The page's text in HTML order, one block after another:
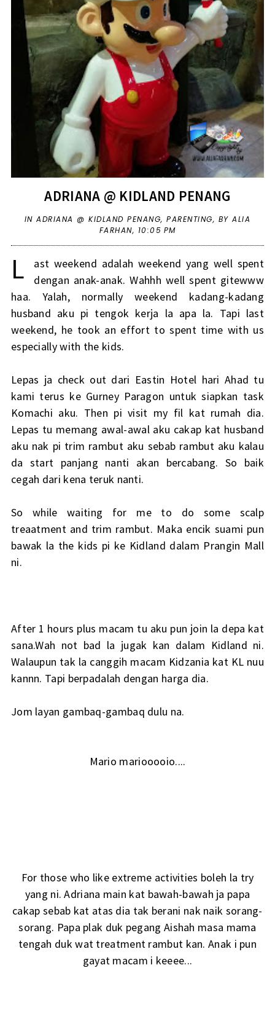
ADRIANA @ KIDLAND PENANG
INADRIANA @ KIDLAND PENANG,PARENTING, BY ALIA
FARHAN, 10:05 PM
L
ast weekend adalah weekend yang well spent
dengan anak-anak. Wahhh well spent gitewww
haa. Yalah, normally weekend kadang-kadang
husband aku pi tengok kerja la apa la. Tapi last
weekend, he took an effort to spent time with us
especially with the kids.
Lepas ja check out dari Eastin Hotel hari Ahad tu
kami terus ke Gurney Paragon untuk siapkan task
Komachi aku. Then pi visit my fil kat rumah dia.
Lepas tu memang awal-awal aku cakap kat husband
aku nak pi trim rambut aku sebab rambut aku kalau
da start panjang nanti akan bercabang. So baik
cegah dari kena teruk nanti.
So while waiting for me to do some scalp
treaatment and trim rambut. Maka encik suami pun
bawak la the kids pi ke Kidland dalam Prangin Mall
ni.
After 1 hours plus macam tu aku pun join la depa kat
sana.Wah not bad la jugak kan dalam Kidland ni.
Walaupun tak la canggih macam Kidzania kat KL nuu
kannn. Tapi berpadalah dengan harga dia.
Jom layan gambaq-gambaq dulu na.
Mario mariooooio....
For those who like extreme activities boleh la try
yang ni. Adriana main kat bawah-bawah ja papa
cakap sebab kat atas dia tak berani nak naik sorang-
sorang. Papa plak duk pegang Aishah masa mama
tengah duk wat treatment rambut kan. Anak i pun
gayat macam i keeee...